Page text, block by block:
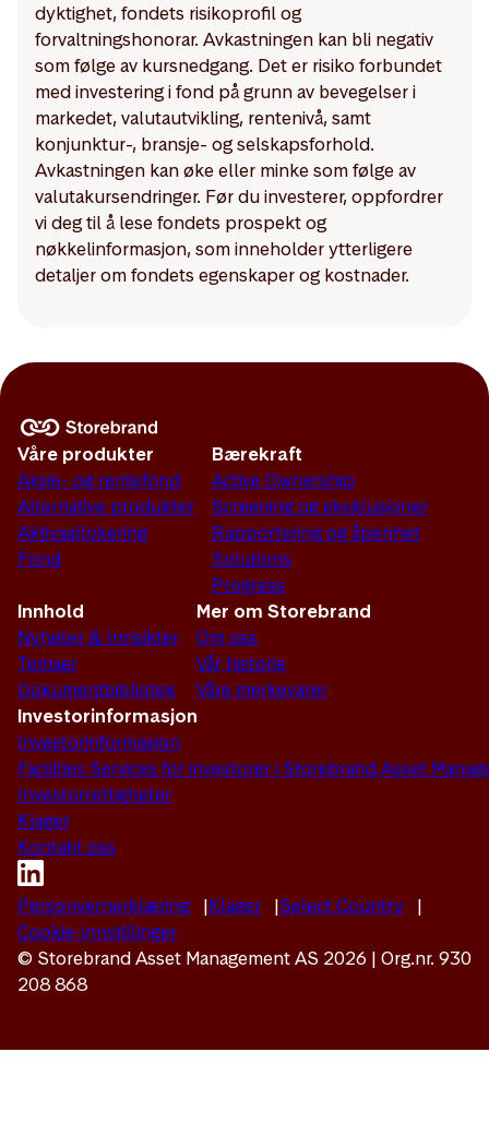
dyktighet, fondets risikoprofil og
forvaltningshonorar. Avkastningen kan bli negativ
som følge av kursnedgang. Det er risiko forbundet
med investering i fond på grunn av bevegelser i
markedet, valutautvikling, rentenivå, samt
konjunktur-, bransje- og selskapsforhold.
Avkastningen kan øke eller minke som følge av
valutakursendringer. Før du investerer, oppfordrer
vi deg til å lese fondets prospekt og
nøkkelinformasjon, som inneholder ytterligere
detaljer om fondets egenskaper og kostnader.
Våre produkter
Aksje- og rentefond
Alternative produkter
Aktivaallokering
Fond
Bærekraft
Active Ownership
Screening og eksklusjoner
Rapportering og åpenhet
Solutions
Progress
Innhold
Nyheter & Innsikter
Temaer
Dokumentbibliotek
Mer om Storebrand
Om oss
Vår historie
Våre merkevarer
Investorinformasjon
Investorinformasjon
Facilities Services for investorer i Storebrand Asset
Investorrettigheter
Klager
Kontakt oss
Personvernerklæring Klager
Select Country
Cookie-innstillinger
© Storebrand Asset Management AS 2026 | Org.nr. 930
208 868